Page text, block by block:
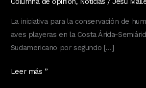
La iniciativa para la conservación de
aves playeras en la Costa Árida-
Sudamericano por segundo […]
ESTUDIANTES
Leer más ”